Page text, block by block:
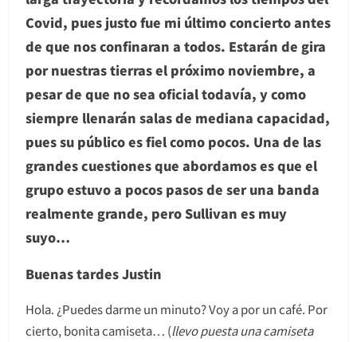
Covid, pues justo fue mi último concierto antes
de que nos confinaran a todos. Estarán de gira
por nuestras tierras el próximo noviembre, a
pesar de que no sea oficial todavía, y como
siempre llenarán salas de mediana capacidad,
pues su público es fiel como pocos. Una de las
grandes cuestiones que abordamos es que el
grupo estuvo a pocos pasos de ser una banda
realmente grande, pero Sullivan es muy
suyo…
Buenas tardes Justin
Hola. ¿Puedes darme un minuto? Voy a por un café. Por
cierto, bonita camiseta… (llevo puesta una camiseta